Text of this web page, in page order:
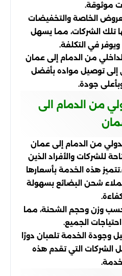
موثوقة.
الخاصة والتخفيضات
تلك الشركات، مما يسهل
في التكلفة.
من الدمام إلى عمان
إلى توصيل مواده بأفضل
وبأعلى جودة.
من الدمام الى
من الدمام إلى عمان
للشركات والأفراد الذين
هذه الخدمة بأسعارها
شحن البضائع بسهولة
بحسب وزن وحجم الشحنة، مما
الجميع.
وجودة الخدمة تلعبان دورًا
الشركات التي تقدم هذه